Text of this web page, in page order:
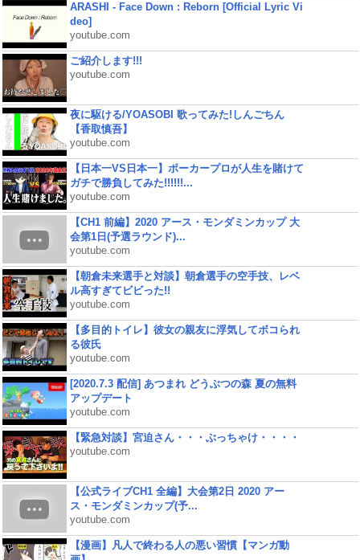
ARASHI - Face Down : Reborn [Official Lyric Vi
deo]
youtube.com
ご紹介します!!!
youtube.com
夜に駆ける/YOASOBI 歌ってみた!しんごちん
【香取慎吾】
youtube.com
【日本一VS日本一】ポーカープロが人生を賭けて
ガチで勝負してみた!!!!!!...
youtube.com
【CH1 前編】2020 アース・モンダミンカップ 大
会第1日(予選ラウンド)...
youtube.com
【朝倉未来選手と対談】朝倉選手の空手技、レベ
ル高すぎてビビった!!
youtube.com
【多目的トイレ】彼女の親友に浮気してボコられ
る彼氏
youtube.com
[2020.7.3 配信] あつまれ どうぶつの森 夏の無料
アップデート
youtube.com
【緊急対談】宮迫さん・・・ぶっちゃけ・・・・
youtube.com
【公式ライブCH1 全編】大会第2日 2020 アー
ス・モンダミンカップ(予...
youtube.com
【漫画】凡人で終わる人の悪い習慣【マンガ動